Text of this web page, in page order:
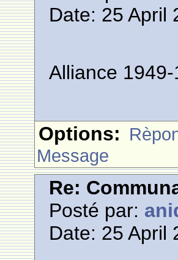
Date: 25 April
Alliance
Options:
Message
Re:
Posté par:
Date: 25 April